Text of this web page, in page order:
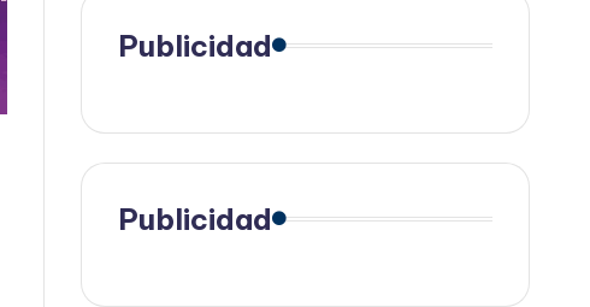
Publicidad
Publicidad